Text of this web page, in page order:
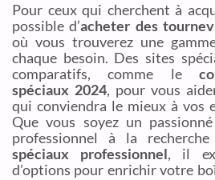
Pour ceux qui cherchent à
possible d’acheter des
où vous trouverez une
chaque besoin. Des sites
comparatifs, comme le
spéciaux 2024, pour vous
qui conviendra le mieux à vos
Que vous soyez un
professionnel à la recherche
spéciaux professionnel, il
d’options pour enrichir votre